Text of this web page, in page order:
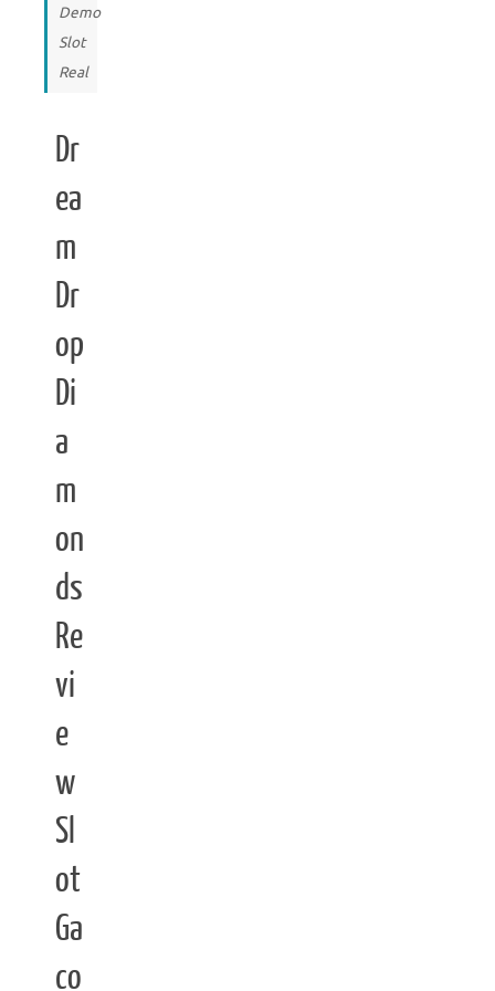
Demo
Slot
Real
Dr
ea
m
Dr
op
Di
a
m
on
ds
Re
vi
e
w
Sl
ot
Ga
co